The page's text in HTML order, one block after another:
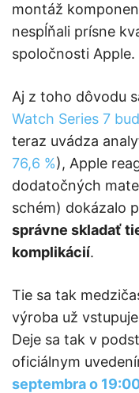
montáž
nespĺňali prísne
spoločnosti Apple.
Aj z toho dôvodu
Watch Series 7
teraz uvádza
76,6 %), Apple
dodatočných
schém) dokázalo
správne skladať
komplikácií.
Tie sa tak
výroba už
Deje sa tak v
oficiálnym
septembra o